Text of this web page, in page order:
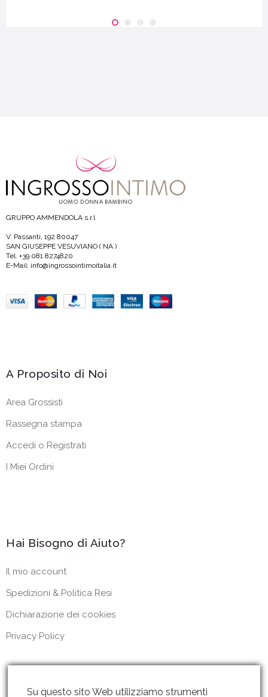
GRUPPO AMMENDOLA s.r.l
V. Passanti, 192 80047
SAN GIUSEPPE VESUVIANO ( NA )
Tel. +39.081 8274820
E-Mail: info@ingrossointimoitalia.it
A Proposito di Noi
Area Grossisti
Rassegna stampa
Accedi o Registrati
I Miei Ordini
Hai Bisogno di Aiuto?
Il mio account
Spedizioni & Politica Resi
Dichiarazione dei cookies
Privacy Policy
Su questo sito Web utilizziamo strumenti